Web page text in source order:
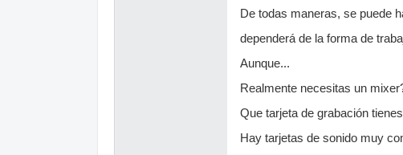
De todas maneras, se puede
dependerá de la forma de
Aunque...
Realmente necesitas un
Que tarjeta de grabación
Hay tarjetas de sonido muy